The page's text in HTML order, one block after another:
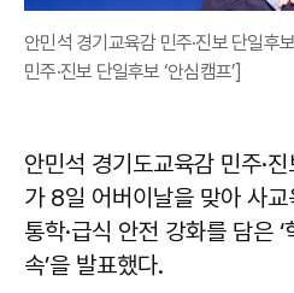
안민석 경기교육감 민주·진보 단일후
민주·진보 단일후보 ‘안심캠프’]
안민석 경기도교육감 민주·
가 8일 어버이날을 맞아 사교
통학·급식 안전 강화를 담은
속’을 발표했다.